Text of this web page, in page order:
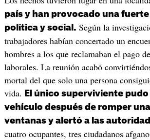
país y han provocado una
política y social. Según la
trabajadores habían concertado un
hombres a los que reclamaban el pago
laborales. La reunión acabó
mortal del que solo una persona
vida.
El único superviviente pudo
vehículo después de romper
ventanas y alertó a las
cuatro ocupantes, tres ciudadanos